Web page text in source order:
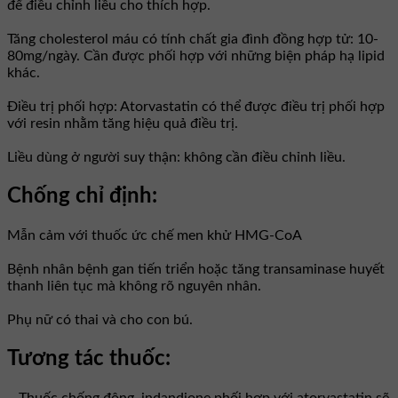
để điều chỉnh liều cho thích hợp.
Tăng cholesterol máu có tính chất gia đình đồng hợp tử: 10-
80mg/ngày. Cần được phối hợp với những biện pháp hạ lipid
khác.
Điều trị phối hợp: Atorvastatin có thể được điều trị phối hợp
với resin nhằm tăng hiệu quả điều trị.
Liều dùng ở người suy thận: không cần điều chỉnh liều.
Chống chỉ định:
Mẫn cảm với thuốc ức chế men khử HMG-CoA
Bệnh nhân bệnh gan tiến triển hoặc tăng transaminase huyết
thanh liên tục mà không rõ nguyên nhân.
Phụ nữ có thai và cho con bú.
Tương tác thuốc: